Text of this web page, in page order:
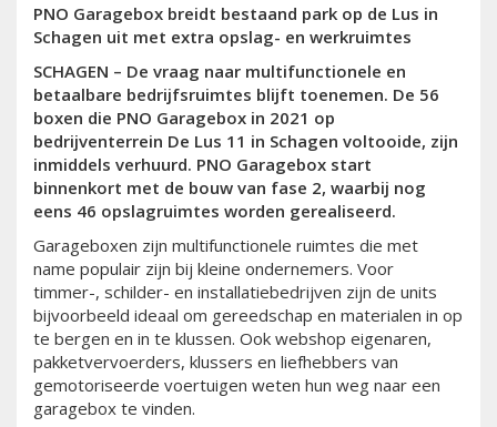
PNO Garagebox breidt bestaand park op de Lus in
Schagen uit met extra opslag- en werkruimtes
SCHAGEN – De vraag naar multifunctionele en
betaalbare bedrijfsruimtes blijft toenemen. De 56
boxen die PNO Garagebox in 2021 op
bedrijventerrein De Lus 11 in Schagen voltooide, zijn
inmiddels verhuurd. PNO Garagebox start
binnenkort met de bouw van fase 2, waarbij nog
eens 46 opslagruimtes worden gerealiseerd.
Garageboxen zijn multifunctionele ruimtes die met
name populair zijn bij kleine ondernemers. Voor
timmer-, schilder- en installatiebedrijven zijn de units
bijvoorbeeld ideaal om gereedschap en materialen in op
te bergen en in te klussen. Ook webshop eigenaren,
pakketvervoerders, klussers en liefhebbers van
gemotoriseerde voertuigen weten hun weg naar een
garagebox te vinden.